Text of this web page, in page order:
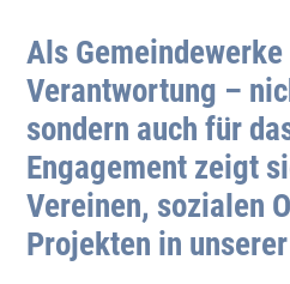
Als
Verantwortung –
sondern auch für
Engagement zeigt
Vereinen, sozialen
Projekten in